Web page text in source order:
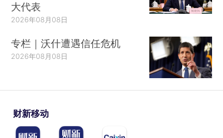
大代表
2026年08月08日
专栏｜沃什遭遇信任危机
2026年08月08日
财新移动